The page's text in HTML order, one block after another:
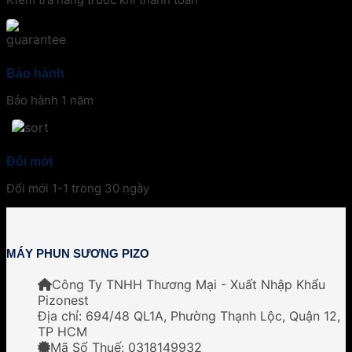
Bảo hành
Bảo hành 1 năm
Đổi mới
Đổi mới 1-1 trong 30 ngày
MÁY PHUN SƯƠNG PIZO
Công Ty TNHH Thương Mại - Xuất Nhập Khẩu
Pizonest
Địa chỉ: 694/48 QL1A, Phường Thạnh Lộc, Quận 12,
TP HCM
Mã Số Thuế: 0318149932